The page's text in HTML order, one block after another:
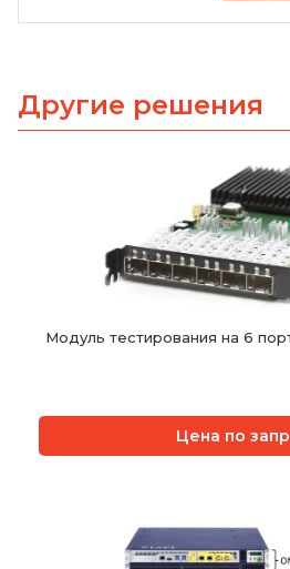
Другие решения
Модуль тестирования на 6
Цена по